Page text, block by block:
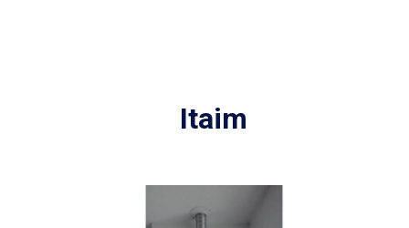
Itaim